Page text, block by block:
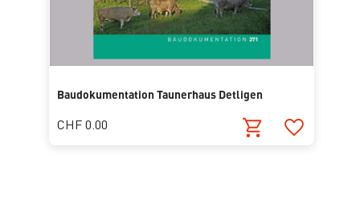
Baudokumentation Taunerhaus Detligen
CHF 0.00